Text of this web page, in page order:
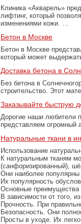
Клиника «Акварель»
лифтинг, который
изменениями кожи. …
Бетон в Москве
Бетон в Москве
который может
Доставка бетона в
Без бетона в
строительство. Этот
Заказывайте быструю
Дорогие наши любители
представляем огромный
Натуральные ткани в
Использование
К натуральным тканям
(санфоризированный),
Они наиболее популярны
Их популярность
Основные преимущества
В зависимости от того,
Прочность. При
Безопасность. Они
Просты в уходе. Их